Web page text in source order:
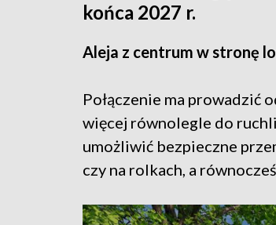
końca 2027 r.
Aleja z centrum w stronę
Połączenie ma prowadzić
więcej równolegle do
umożliwić bezpieczne
czy na rolkach, a